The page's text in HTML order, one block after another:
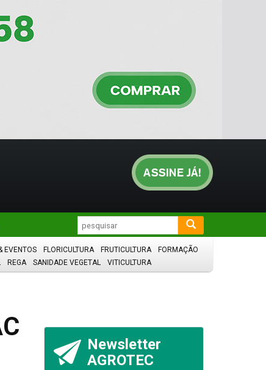
EVENTOS FLORICULTURA FRUTICULTURA
FORMAÇÃO
REGA SANIDADE VEGETAL VITICULTURA
Newsletter
AGROTEC